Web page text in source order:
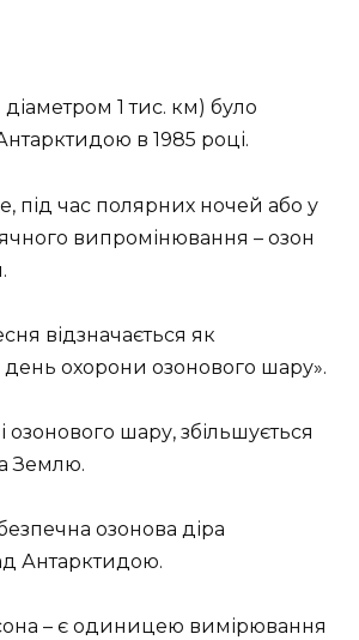
1 тис. км) було
в 1985 році.
під час полярних ночей або у
випромінювання – озон
відзначається як
охорони озонового шару».
шару, збільшується
Землю.
озонова діра
Антарктидою.
– є одиницею вимірювання